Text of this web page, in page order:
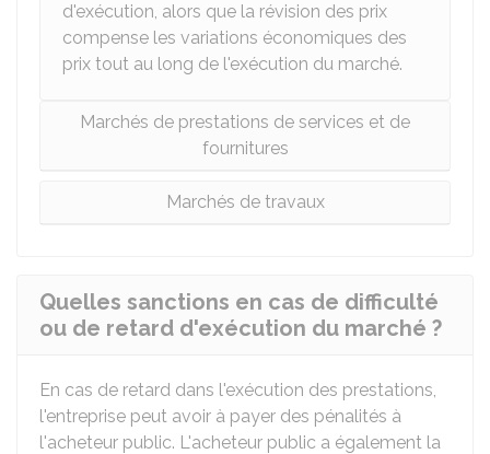
d'exécution, alors que la révision des prix
compense les variations économiques des
prix tout au long de l'exécution du marché.
Marchés de prestations de services et de
fournitures
Marchés de travaux
Quelles sanctions en cas de difficulté
ou de retard d'exécution du marché ?
En cas de retard dans l'exécution des prestations,
l'entreprise peut avoir à payer des pénalités à
l'acheteur public. L'acheteur public a également la